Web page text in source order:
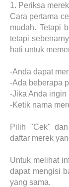
1. Periksa
Cara pertama
mudah. Tetapi
tetapi
hati untuk
-Anda dapat
-Ada beberapa
-Jika Anda
-Ketik nama
Pilih "Cek"
daftar merek
Untuk melihat
dapat mengisi
yang sama.